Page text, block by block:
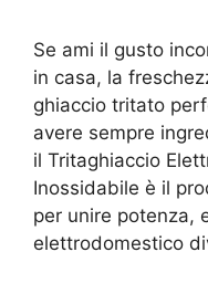
Se ami il gusto
in casa, la
ghiaccio tritato
avere sempre
il Tritaghiaccio
Inossidabile è il
per unire potenza,
elettrodomestico